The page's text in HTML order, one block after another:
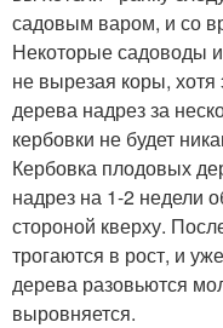
садовым варом, и со
Некоторые садоводы
не вырезая коры, хотя
дерева надрез за
кербовки не будет
Кербовка плодовых
надрез на 1-2 недели
стороной кверху.
трогаются в рост, и
дерева разовьются
выровняется.